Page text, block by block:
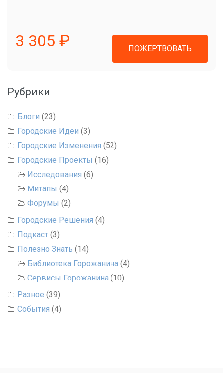
3 305 ₽ ПОЖЕРТВОВАТЬ
Рубрики
Блоги (23)
Городские Идеи (3)
Городские Изменения (52)
Городские Проекты (16)
Исследования (6)
Митапы (4)
Форумы (2)
Городские Решения (4)
Подкаст (3)
Полезно Знать (14)
Библиотека Горожанина (4)
Сервисы Горожанина (10)
Разное (39)
События (4)